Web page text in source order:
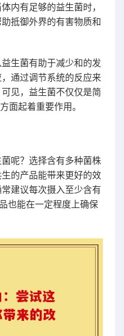
内有足够的益生菌时，
抵御外界的有害物质和
生菌有助于减少和的发
通过调节系统的反应来
见，益生菌不仅仅是简
面起着重要作用。
呢？选择含有多种菌株
的产品能带来更好的效
建议每次摄入至少含有
也能在一定程度上确保